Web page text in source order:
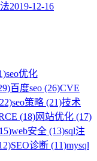
2019-12-16
seo优化
百度seo (26)CVE
seo策略 (21)技术
(18)网站优化 (17)
web安全 (13)sql注
SEO诊断 (11)mysql